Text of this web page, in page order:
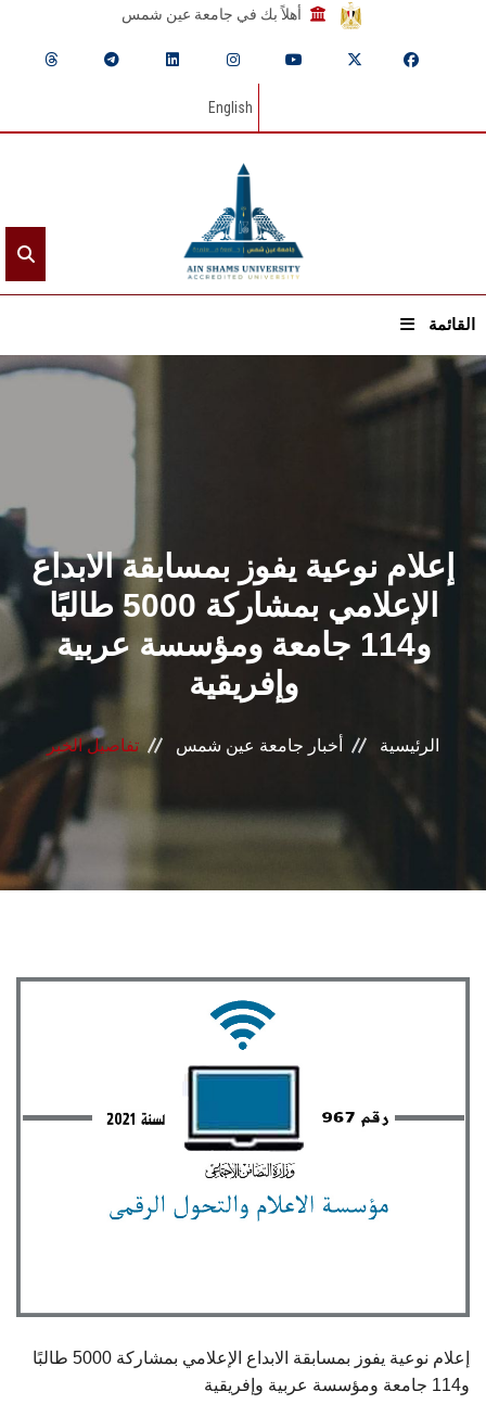
أهلاً بك في جامعة عين شمس
English
القائمة
القطاعـات
الشئون الأكاديمية
البحث العلمي
الرعاية الصحية
المراكز والوحدات
الأنظمة الذكية
الإعلام
الطلاب
إعلام نوعية يفوز بمسابقة الابداع
الإعلامي بمشاركة 5000 طالبًا
و114 جامعة ومؤسسة عربية
وإفريقية
الرئيسية أخبار جامعة عين شمس تفاصيل الخبر
إعلام نوعية يفوز بمسابقة الابداع الإعلامي بمشاركة 5000 طالبًا
و114 جامعة ومؤسسة عربية وإفريقية